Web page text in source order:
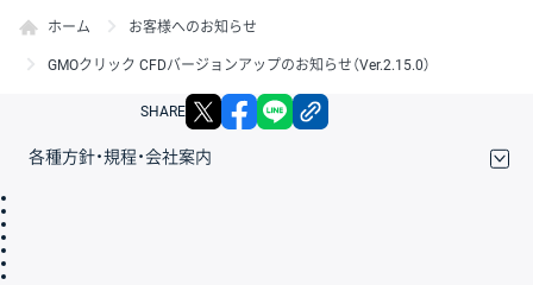
ホーム お客様へのお知らせ
GMOクリック CFDバージョンアップのお知らせ（Ver.2.15.0）
SHARE X facebook
各種方針・規程・会社案内